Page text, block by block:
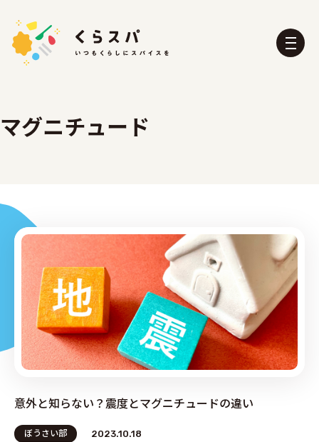
ぼうさい部
マグニチュード
意外と知らない？震度とマグニチュードの違い
ぼうさい部 2023.10.18